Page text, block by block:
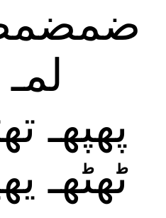
لمـ
پهپهـ
ٹهٹهـ